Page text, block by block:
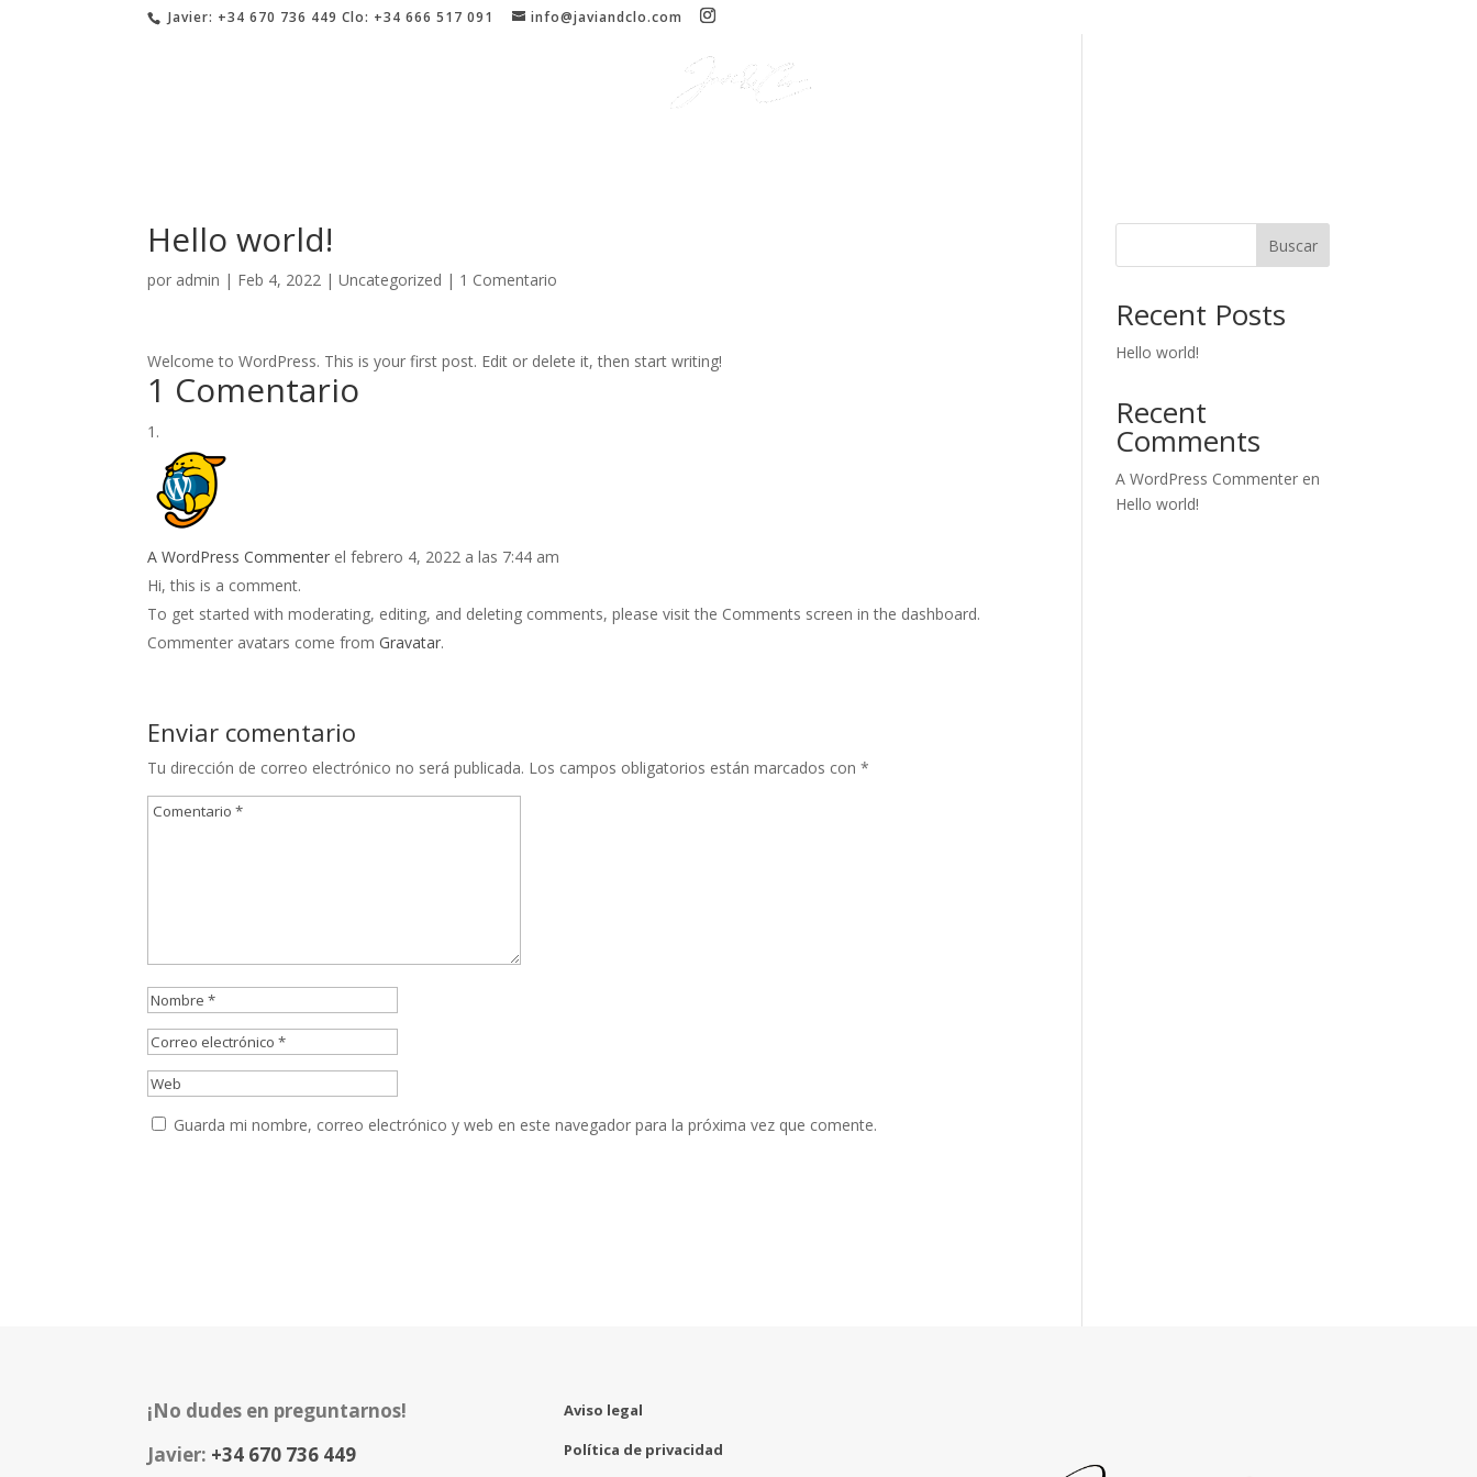
Javier: +34 670 736 449 Clo: +34 666 517 091 info@javiandclo.com
Hello world!
por admin | Feb 4, 2022 |Uncategorized | 1 Comentario
Welcome to WordPress. This is your first post. Edit or delete it, then start writing!
1 Comentario
A WordPress Commenter el febrero 4, 2022 a las 7:44 am
Hi, this is a comment.
To get started with moderating, editing, and deleting comments, please visit the Comments screen in the dashboard.
Commenter avatars come from Gravatar.
Enviar comentario
Tu dirección de correo electrónico no será publicada. Los campos obligatorios están marcados con*
Guarda mi nombre, correo electrónico y web en este navegador para la próxima vez que comente.
Buscar
Recent Posts
Hello world!
Recent
Comments
A WordPress Commenter en
Hello world!
¡No dudes en preguntarnos!
Javier: +34 670 736 449
Aviso legal
Política de privacidad